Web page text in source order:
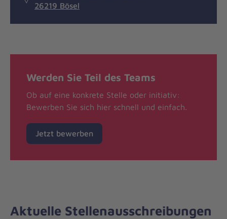
26219 Bösel
Werden Sie Teil des Teams
Ob auf eine konkrete Stelle oder initiativ:
Bewerben Sie sich hier schnell und einfach.
Jetzt bewerben
Aktuelle Stellenausschreibungen